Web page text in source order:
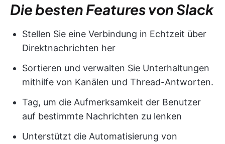
Die besten Features von Slack
Stellen Sie eine Verbindung in Echtzeit über
Direktnachrichten her
Sortieren und verwalten Sie Unterhaltungen
mithilfe von Kanälen und Thread-Antworten.
Tag, um die Aufmerksamkeit der Benutzer
auf bestimmte Nachrichten zu lenken
Unterstützt die Automatisierung von